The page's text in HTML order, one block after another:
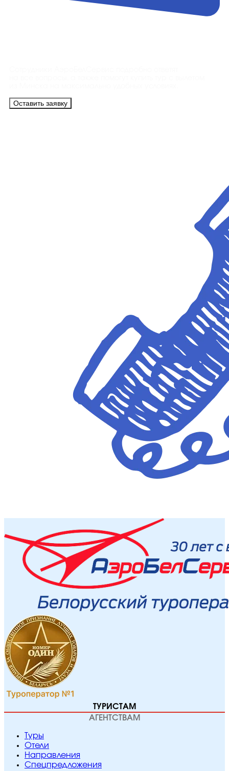
Оставить заявку
ТУРИСТАМ
АГЕНТСТВАМ
Туры
Отели
Направления
Спецпредложения